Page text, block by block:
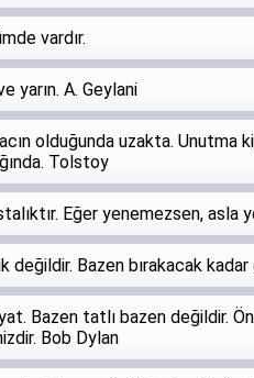
vardır.
yarın. A. Geylani
olduğunda uzakta. Unutma
Tolstoy
Eğer yenemezsen, asla
değildir. Bazen bırakacak
Bazen tatlı bazen değildir.
Bob Dylan